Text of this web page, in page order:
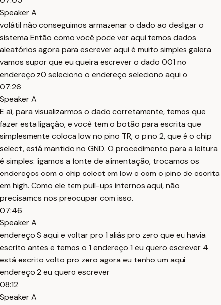
Speaker A
volátil não conseguimos armazenar o dado ao desligar o
sistema Então como você pode ver aqui temos dados
aleatórios agora para escrever aqui é muito simples galera
vamos supor que eu queira escrever o dado 001 no
endereço z0 seleciono o endereço seleciono aqui o
07:26
Speaker A
E aí, para visualizarmos o dado corretamente, temos que
fazer esta ligação, e você tem o botão para escrita que
simplesmente coloca low no pino TR, o pino 2, que é o chip
select, está mantido no GND. O procedimento para a leitura
é simples: ligamos a fonte de alimentação, trocamos os
endereços com o chip select em low e com o pino de escrita
em high. Como ele tem pull-ups internos aqui, não
precisamos nos preocupar com isso.
07:46
Speaker A
endereço S aqui e voltar pro 1 aliás pro zero que eu havia
escrito antes e temos o 1 endereço 1 eu quero escrever 4
está escrito volto pro zero agora eu tenho um aqui
endereço 2 eu quero escrever
08:12
Speaker A